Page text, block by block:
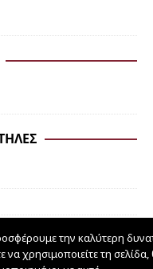
την καλύτερη
να χρησιμοποιείτε τη σελίδα,